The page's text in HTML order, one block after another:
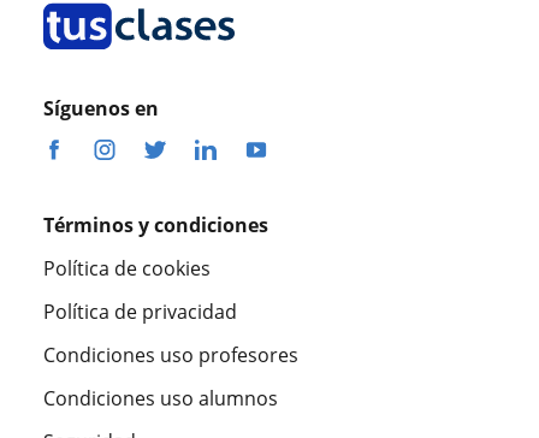
Síguenos en
Términos y condiciones
Política de cookies
Política de privacidad
Condiciones uso profesores
Condiciones uso alumnos